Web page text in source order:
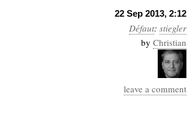
22 Sep 2013, 2:12
Défaut: stiegler
by Christian
leave a comment
participation
Politique Probabilité
programmation projet
REST
Social-Network
stiegler